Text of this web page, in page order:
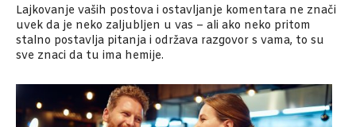
Lajkovanje vaših postova i ostavljanje komentara ne znači
uvek da je neko zaljubljen u vas – ali ako neko pritom
stalno postavlja pitanja i održava razgovor s vama, to su
sve znaci da tu ima hemije.